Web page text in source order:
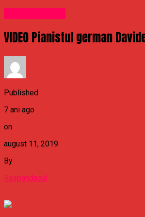
VIDEO Pianistul german
Published
7 ani ago
on
august 11, 2019
By
Raspandacul